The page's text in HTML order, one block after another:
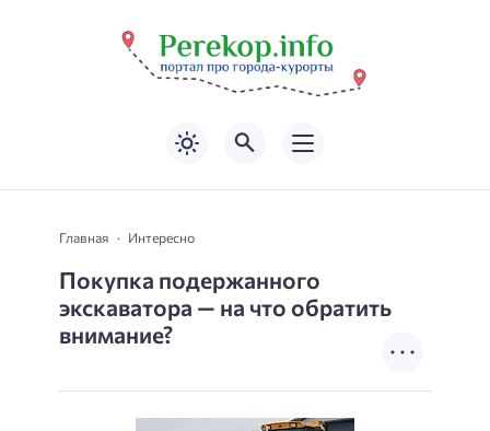
Главная Интересно
Покупка подержанного
экскаватора — на что обратить
внимание?